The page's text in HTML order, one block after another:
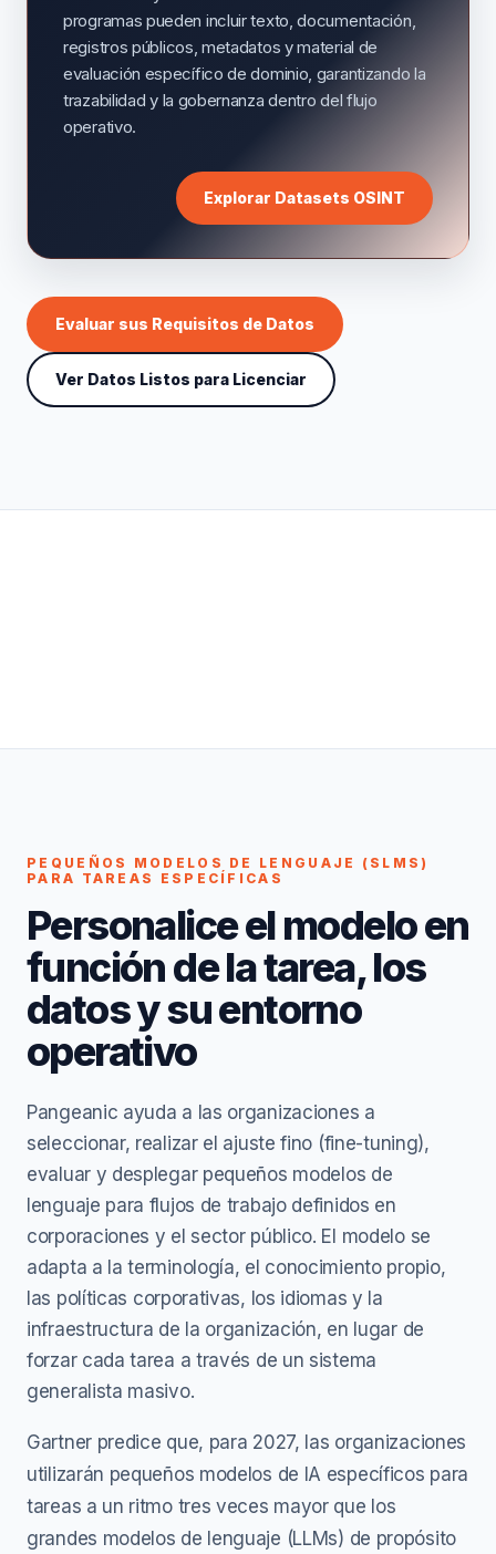
programas pueden incluir texto, documentación,
registros públicos, metadatos y material de
evaluación específico de dominio, garantizando la
trazabilidad y la gobernanza dentro del flujo
operativo.
Explorar Datasets OSINT
Evaluar sus Requisitos de Datos
Ver Datos Listos para Licenciar
PEQUEÑOS MODELOS DE LENGUAJE (SLMS)
PARA TAREAS ESPECÍFICAS
Personalice el modelo en
función de la tarea, los
datos y su entorno
operativo
Pangeanic ayuda a las organizaciones a
seleccionar, realizar el ajuste fino (fine-tuning),
evaluar y desplegar pequeños modelos de
lenguaje para flujos de trabajo definidos en
corporaciones y el sector público. El modelo se
adapta a la terminología, el conocimiento propio,
las políticas corporativas, los idiomas y la
infraestructura de la organización, en lugar de
forzar cada tarea a través de un sistema
generalista masivo.
Gartner predice que, para 2027, las organizaciones
utilizarán pequeños modelos de IA específicos para
tareas a un ritmo tres veces mayor que los
grandes modelos de lenguaje (LLMs) de propósito